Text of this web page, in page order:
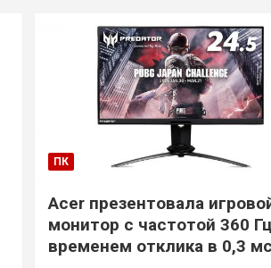
ПК
Acer презентовала
монитор с частотой 360
временем отклика в 0,3 мс